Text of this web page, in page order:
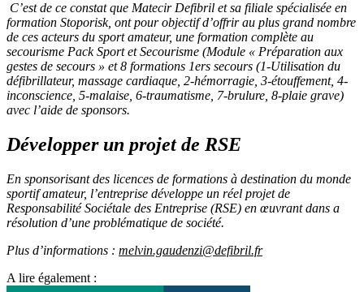
C’est de ce constat que Matecir Defibril et sa filiale spécialisée en
formation Stoporisk, ont pour objectif d’offrir au plus grand nombre
de ces acteurs du sport amateur, une formation complète au
secourisme Pack Sport et Secourisme (Module « Préparation aux
gestes de secours » et 8 formations 1ers secours (1-Utilisation du
défibrillateur, massage cardiaque, 2-hémorragie, 3-étouffement, 4-
inconscience, 5-malaise, 6-traumatisme, 7-brulure, 8-plaie grave)
avec l’aide de sponsors.
Développer un projet de RSE
En sponsorisant des licences de formations à destination du monde
sportif amateur, l’entreprise développe un réel projet de
Responsabilité Sociétale des Entreprise (RSE) en œuvrant dans a
résolution d’une problématique de société.
Plus d’informations : melvin.gaudenzi@defibril.fr
A lire également :